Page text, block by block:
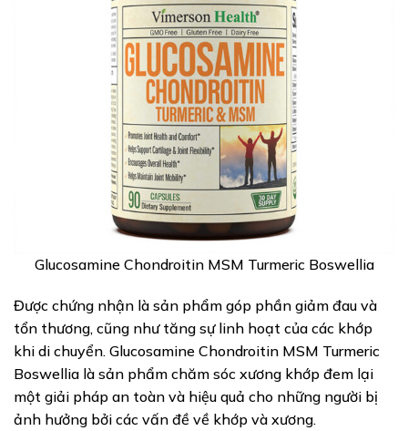
Glucosamine Chondroitin MSM Turmeric Boswellia
Được chứng nhận là sản phẩm góp phần giảm đau và
tổn thương, cũng như tăng sự linh hoạt của các khớp
khi di chuyển. Glucosamine Chondroitin MSM Turmeric
Boswellia là sản phẩm chăm sóc xương khớp đem lại
một giải pháp an toàn và hiệu quả cho những người bị
ảnh hưởng bởi các vấn đề về khớp và xương.